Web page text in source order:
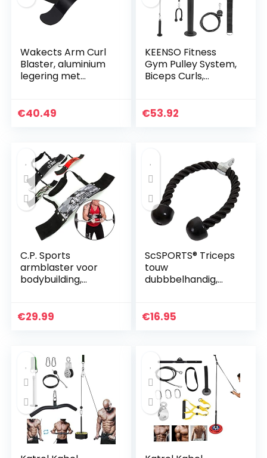
Wakects Arm Curl
Blaster, aluminium
legering met
Bicep Body Building
€40.49
KEENSO Fitness
Gym Pulley System,
Biceps Curls,
Workout, Pols
€53.92
C.P. Sports
armblaster voor
bodybuilding,
bicepstrainer,
€29.99
ScSPORTS® Triceps
touw
dubbbelhandig,
68 cm lang, Voor
€16.95